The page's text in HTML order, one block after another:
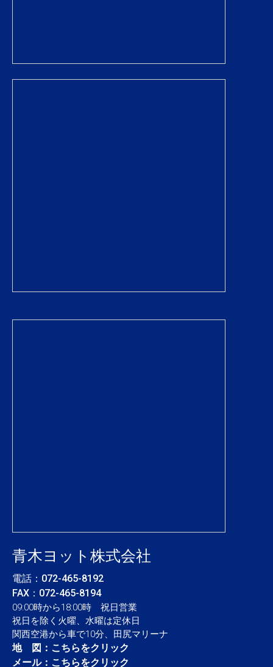
青木ヨット株式会社
電話： 072-465-8192
FAX：072-465-8194
09:00時から18:00時 祝日営業
祝日を除く火曜、水曜は定休日
関西空港から車で10分、田尻マリーナ
地 図： こちらをクリック
メール： こちらをクリック